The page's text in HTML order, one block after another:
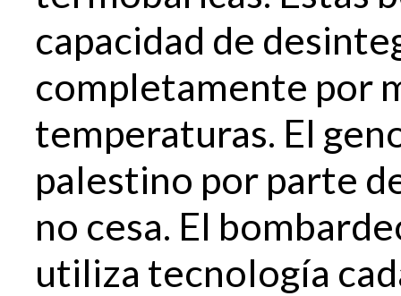
capacidad de
completamente por
temperaturas. El
palestino por parte
no cesa.​ El
utiliza tecnología